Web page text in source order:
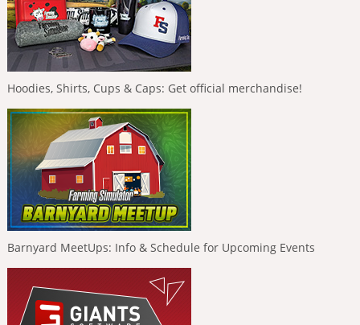
Hoodies, Shirts, Cups & Caps: Get official merchandise!
Barnyard MeetUps: Info & Schedule for Upcoming Events